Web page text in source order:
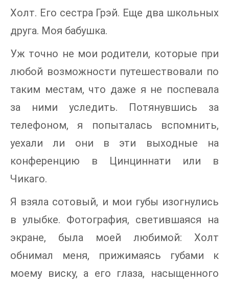
Холт. Его сестра Грэй. Еще два школьных
друга. Моя бабушка.
Уж точно не мои родители, которые при
любой возможности путешествовали по
таким местам, что даже я не поспевала
за ними уследить. Потянувшись за
телефоном, я попыталась вспомнить,
уехали ли они в эти выходные на
конференцию в Цинциннати или в
Чикаго.
Я взяла сотовый, и мои губы изогнулись
в улыбке. Фотография, светившаяся на
экране, была моей любимой: Холт
обнимал меня, прижимаясь губами к
моему виску, а его глаза, насыщенного